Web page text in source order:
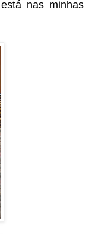
nas minhas